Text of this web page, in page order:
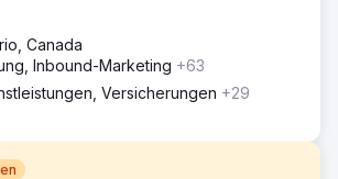
Canada
Inbound-Marketing +63
Versicherungen +29